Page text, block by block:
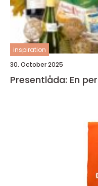
inspiration
30. October 2025
Presentlåda: En